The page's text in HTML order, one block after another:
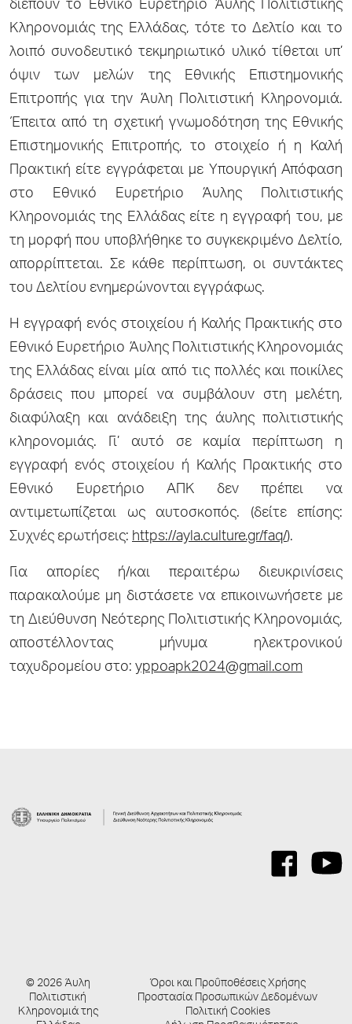
διέπουν το Εθνικό Ευρετήριο Άυλης Πολιτιστικής
Κληρονομιάς της Ελλάδας, τότε το Δελτίο και το
λοιπό συνοδευτικό τεκμηριωτικό υλικό τίθεται υπ’
όψιν των μελών της Εθνικής Επιστημονικής
Επιτροπής για την Άυλη Πολιτιστική Κληρονομιά.
Έπειτα από τη σχετική γνωμοδότηση της Εθνικής
Επιστημονικής Επιτροπής, το στοιχείο ή η Καλή
Πρακτική είτε εγγράφεται με Υπουργική Απόφαση
στο Εθνικό Ευρετήριο Άυλης Πολιτιστικής
Κληρονομιάς της Ελλάδας είτε η εγγραφή του, με
τη μορφή που υποβλήθηκε το συγκεκριμένο Δελτίο,
απορρίπτεται. Σε κάθε περίπτωση, οι συντάκτες
του Δελτίου ενημερώνονται εγγράφως.
Η εγγραφή ενός στοιχείου ή Καλής Πρακτικής στο
Εθνικό Ευρετήριο Άυλης Πολιτιστικής Κληρονομιάς
της Ελλάδας είναι μία από τις πολλές και ποικίλες
δράσεις που μπορεί να συμβάλουν στη μελέτη,
διαφύλαξη και ανάδειξη της άυλης πολιτιστικής
κληρονομιάς. Γι’ αυτό σε καμία περίπτωση η
εγγραφή ενός στοιχείου ή Καλής Πρακτικής στο
Εθνικό Ευρετήριο ΑΠΚ δεν πρέπει να
αντιμετωπίζεται ως αυτοσκοπός. (δείτε επίσης:
Συχνές ερωτήσεις: https://ayla.culture.gr/faq/).
Για απορίες ή/και περαιτέρω διευκρινίσεις
παρακαλούμε μη διστάσετε να επικοινωνήσετε με
τη Διεύθυνση Νεότερης Πολιτιστικής Κληρονομιάς,
αποστέλλοντας μήνυμα ηλεκτρονικού
ταχυδρομείου στο: yppoapk2024@gmail.com
© 2026 Άυλη
Πολιτιστική
Κληρονομιά της
Όροι και Προΰποθέσεις Χρήσης
Προστασία Προσωπικών Δεδομένων
Πολιτική Cookies